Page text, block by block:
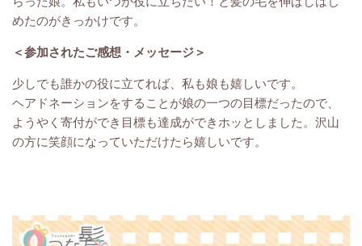
めたのがきっかけです。
＜参加されたご感想・メッセージ＞
少しでも誰かの役に立てれば、私も娘も嬉しいです。
ヘアドネーションをすることが娘の一つの目標だったので、
ようやく寄付ができ目標も達成ができホッとしました。沢山
の方に笑顔になっていただけたら嬉しいです。